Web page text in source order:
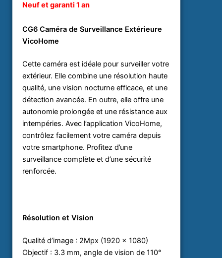
Neuf et garanti 1 an
CG6 Caméra de Surveillance Extérieure
VicoHome
Cette caméra est idéale pour surveiller votre
extérieur. Elle combine une résolution haute
qualité, une vision nocturne efficace, et une
détection avancée. En outre, elle offre une
autonomie prolongée et une résistance aux
intempéries. Avec l’application VicoHome,
contrôlez facilement votre caméra depuis
votre smartphone. Profitez d’une
surveillance complète et d’une sécurité
renforcée.
Résolution et Vision
Qualité d’image : 2Mpx (1920 x 1080)
Objectif : 3.3 mm, angle de vision de 110°